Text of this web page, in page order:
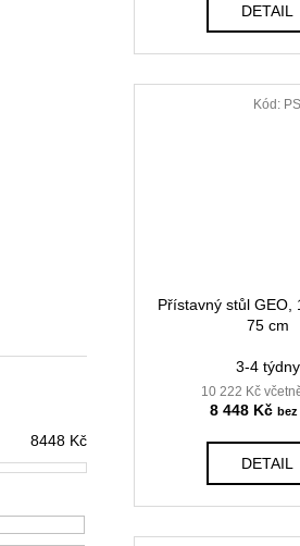
8448 Kč
DETAIL
Přístavný stůl GEO,
75 cm
3-4 týdny
10 222 Kč
8 448 Kč
DETAIL
Kód: